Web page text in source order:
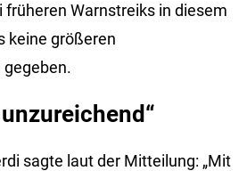
früheren Warnstreiks in diesem
keine größeren
sagte laut der Mitteilung: „Mit